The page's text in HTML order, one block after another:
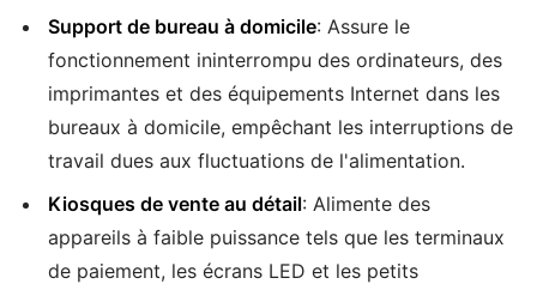
Support de bureau à domicile: Assure le
fonctionnement ininterrompu des ordinateurs, des
imprimantes et des équipements Internet dans les
bureaux à domicile, empêchant les interruptions de
travail dues aux fluctuations de l'alimentation.
Kiosques de vente au détail: Alimente des
appareils à faible puissance tels que les terminaux
de paiement, les écrans LED et les petits